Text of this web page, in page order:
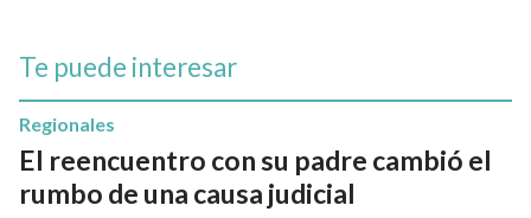
Te puede interesar
El reencuentro con su padre cambió el
rumbo de una causa judicial
Regionales